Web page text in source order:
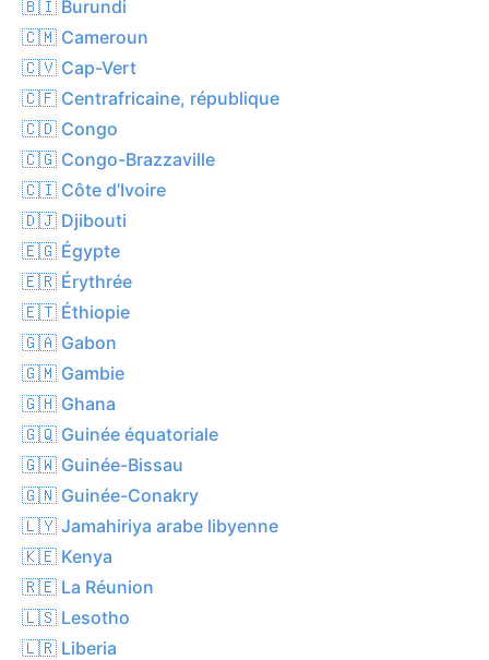
🇧🇮 Burundi
🇨🇲 Cameroun
🇨🇻 Cap-Vert
🇨🇫 Centrafricaine, république
🇨🇩 Congo
🇨🇬 Congo-Brazzaville
🇨🇮 Côte d’Ivoire
🇩🇯 Djibouti
🇪🇬 Égypte
🇪🇷 Érythrée
🇪🇹 Éthiopie
🇬🇦 Gabon
🇬🇲 Gambie
🇬🇭 Ghana
🇬🇶 Guinée équatoriale
🇬🇼 Guinée-Bissau
🇬🇳 Guinée-Conakry
🇱🇾 Jamahiriya arabe libyenne
🇰🇪 Kenya
🇷🇪 La Réunion
🇱🇸 Lesotho
🇱🇷 Liberia